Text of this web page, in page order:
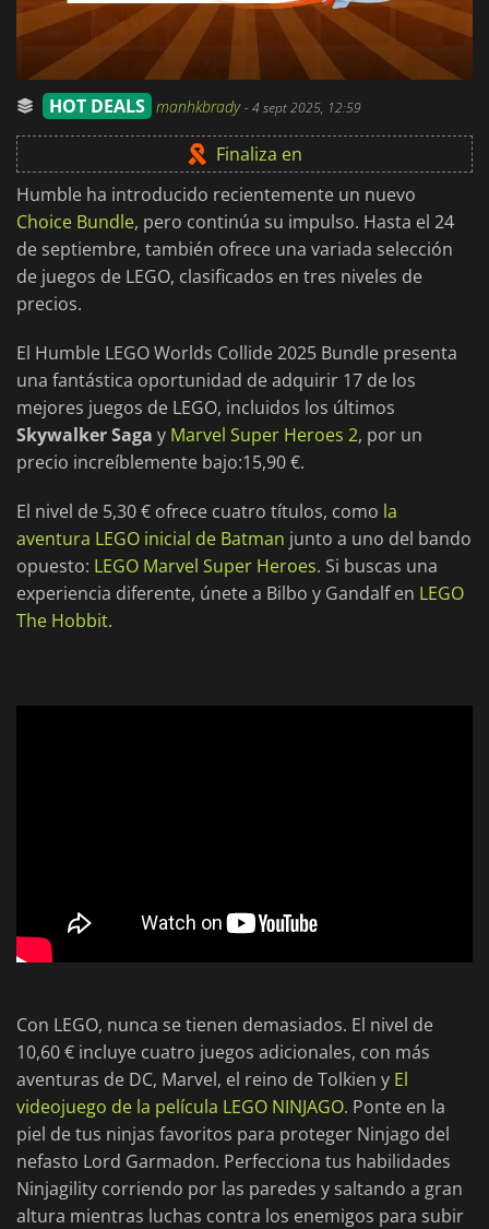
HOT DEALS manhkbrady-4 sept 2025, 12:59
Finaliza en
Humble ha introducido recientemente un nuevo
Choice Bundle, pero continúa su impulso. Hasta el 24
de septiembre, también ofrece una variada selección
de juegos de LEGO, clasificados en tres niveles de
precios.
El Humble LEGO Worlds Collide 2025 Bundle presenta
una fantástica oportunidad de adquirir 17 de los
mejores juegos de LEGO, incluidos los últimos
Skywalker Saga y Marvel Super Heroes 2, por un
precio increíblemente bajo:15,90 €.
El nivel de 5,30 € ofrece cuatro títulos, como la
aventura LEGO inicial de Batman junto a uno del bando
opuesto: LEGO Marvel Super Heroes. Si buscas una
experiencia diferente, únete a Bilbo y Gandalf en LEGO
The Hobbit.
Con LEGO, nunca se tienen demasiados. El nivel de
10,60 € incluye cuatro juegos adicionales, con más
aventuras de DC, Marvel, el reino de Tolkien y El
videojuego de la película LEGO NINJAGO. Ponte en la
piel de tus ninjas favoritos para proteger Ninjago del
nefasto Lord Garmadon. Perfecciona tus habilidades
Ninjagility corriendo por las paredes y saltando a gran
altura mientras luchas contra los enemigos para subir